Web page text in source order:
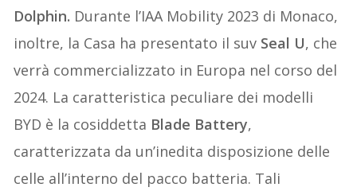
Dolphin. Durante l’IAA Mobility 2023 di Monaco,
inoltre, la Casa ha presentato il suv Seal U, che
verrà commercializzato in Europa nel corso del
2024. La caratteristica peculiare dei modelli
BYD è la cosiddetta Blade Battery,
caratterizzata da un’inedita disposizione delle
celle all’interno del pacco batteria. Tali